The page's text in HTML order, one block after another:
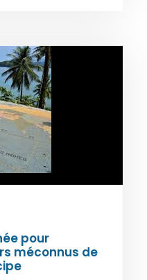
pour
méconnus de